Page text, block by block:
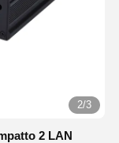
2/3
2 LAN